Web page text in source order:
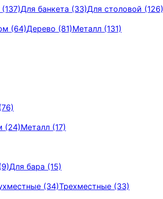
Для банкета (33)Для столовой (126)
(64)Дерево (81)Металл (131)
(24)Металл (17)
Для бара (15)
(34)Трехместные (33)